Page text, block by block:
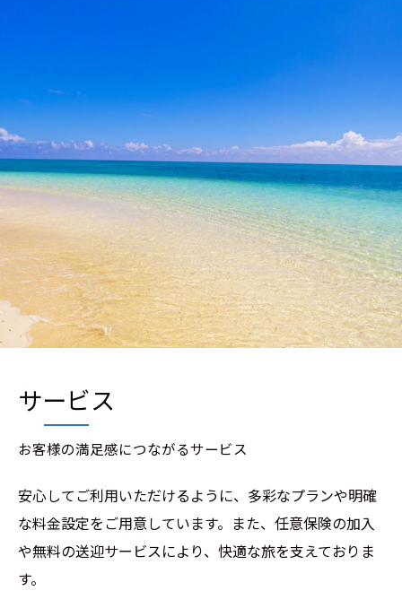
お客様の満足感につながるサービス
サービス
安心してご利用いただけるように、多彩なプランや明確
な料金設定をご用意しています。また、任意保険の加入
や無料の送迎サービスにより、快適な旅を支えておりま
す。